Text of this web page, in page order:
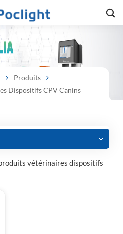
Produits
Dispositifs CPV Canins
vétérinaires dispositifs